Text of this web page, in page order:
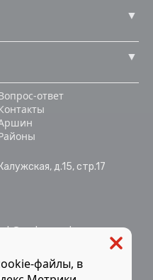
ответ
д.15, стр.17
ok@vodopoverka.ru
файлы, в